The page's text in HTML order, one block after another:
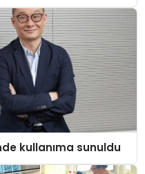
kullanıma sunuldu